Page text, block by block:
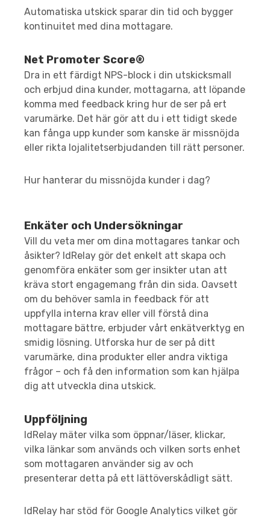
Automatiska utskick sparar din tid och bygger
kontinuitet med dina mottagare.
Net Promoter Score®
Dra in ett färdigt NPS-block i din utskicksmall
och erbjud dina kunder, mottagarna, att löpande
komma med feedback kring hur de ser på ert
varumärke. Det här gör att du i ett tidigt skede
kan fånga upp kunder som kanske är missnöjda
eller rikta lojalitetserbjudanden till rätt personer.
Hur hanterar du missnöjda kunder i dag?
Enkäter och Undersökningar
Vill du veta mer om dina mottagares tankar och
åsikter? IdRelay gör det enkelt att skapa och
genomföra enkäter som ger insikter utan att
kräva stort engagemang från din sida. Oavsett
om du behöver samla in feedback för att
uppfylla interna krav eller vill förstå dina
mottagare bättre, erbjuder vårt enkätverktyg en
smidig lösning. Utforska hur de ser på ditt
varumärke, dina produkter eller andra viktiga
frågor – och få den information som kan hjälpa
dig att utveckla dina utskick.
Uppföljning
IdRelay mäter vilka som öppnar/läser, klickar,
vilka länkar som används och vilken sorts enhet
som mottagaren använder sig av och
presenterar detta på ett lättöverskådligt sätt.
IdRelay har stöd för Google Analytics vilket gör